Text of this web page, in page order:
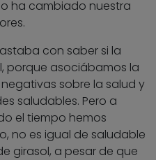
ha cambiado nuestra
con saber si la
porque asociábamos la
sobre la salud y
saludables. Pero a
el tiempo hemos
no es igual de saludable
girasol, a pesar de que